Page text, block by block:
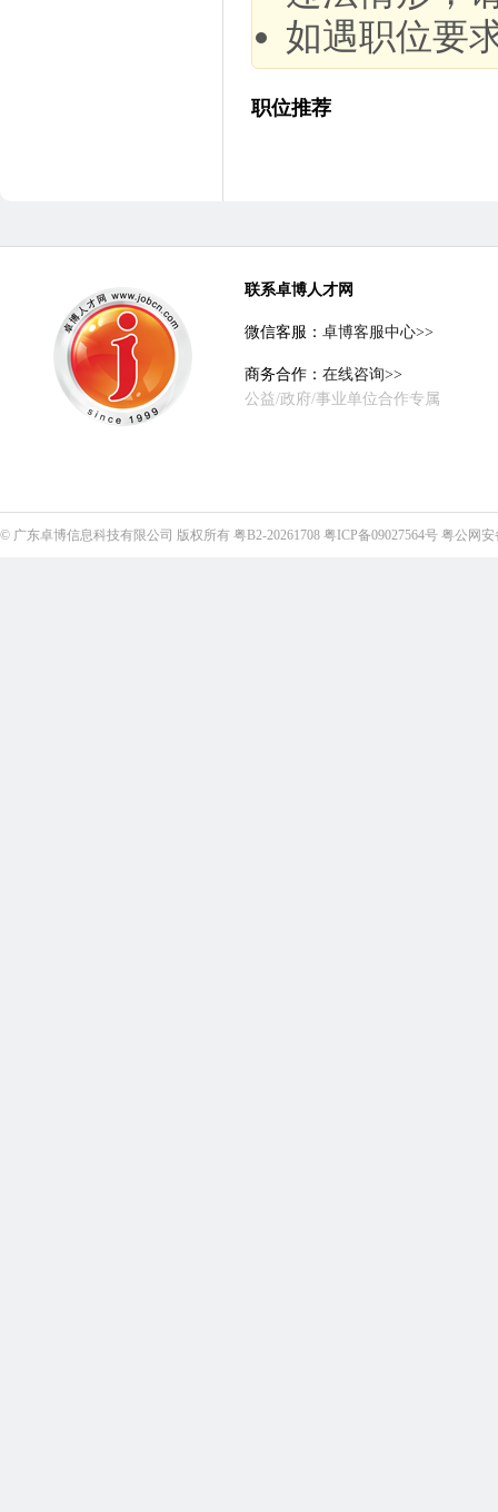
如遇职位要
职位推荐
联系卓博人才网
微信客服： 卓博客服中心>>
商务合作： 在线咨询>>
公益/政府/事业单位合作专属
© 广东卓博信息科技有限公司 版权所有 粤B2-20261708 粤ICP备09027564号 粤公网安